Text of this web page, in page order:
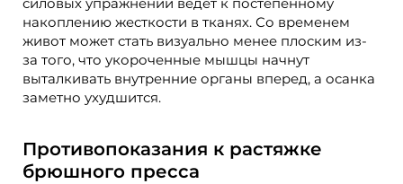
силовых упражнений ведет к постепенному
накоплению жесткости в тканях. Со временем
живот может стать визуально менее плоским из-
за того, что укороченные мышцы начнут
выталкивать внутренние органы вперед, а осанка
заметно ухудшится.
Противопоказания к растяжке
брюшного пресса